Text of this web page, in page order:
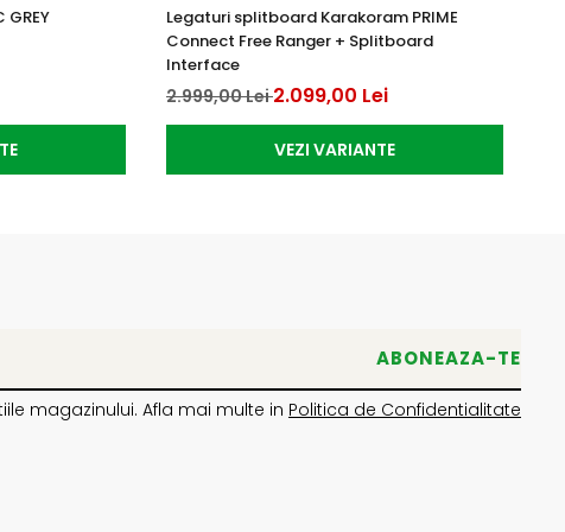
GREY
Legaturi splitboard Karakoram PRIME
Connect Free Ranger + Splitboard
Interface
2.999,00 Lei2.099,00 Lei
VEZI VARIANTE
magazinului. Afla mai multe in Politica de Confidentialitate